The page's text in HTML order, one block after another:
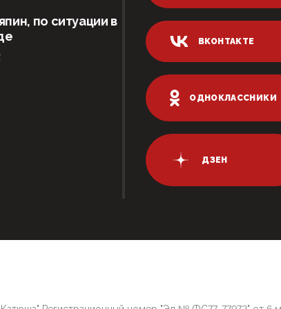
по ситуации в
ВКОНТАКТЕ
ОДНОКЛАССНИКИ
ДЗЕН